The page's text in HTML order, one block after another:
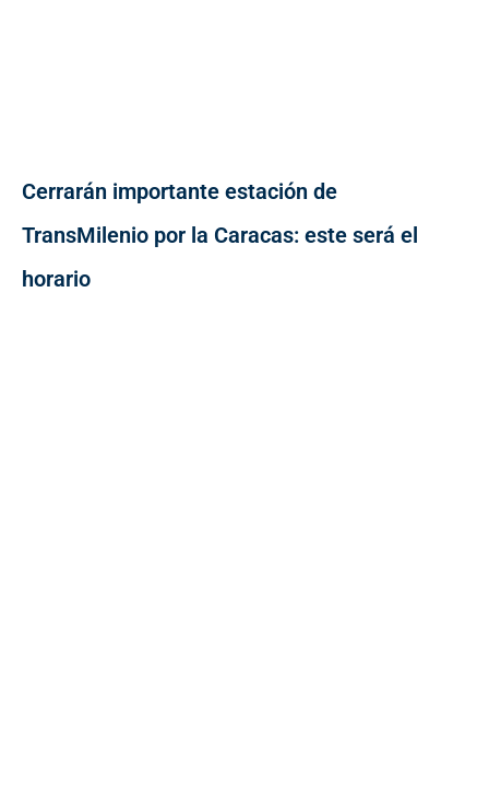
Cerrarán importante estación de
TransMilenio por la Caracas: este será el
horario